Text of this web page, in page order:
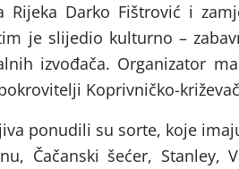
Rijeka Darko Fištrović i
je slijedio kulturno –
izvođača. Organizator
Koprivničko-
ponudili su sorte, koje
Čačanski šećer, Stanley,